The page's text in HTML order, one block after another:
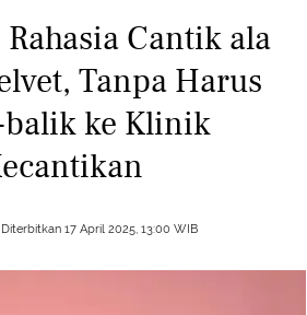
Cantik ala
Tanpa Harus
ke Klinik
Diterbitkan 17 April 2025, 13:00 WIB